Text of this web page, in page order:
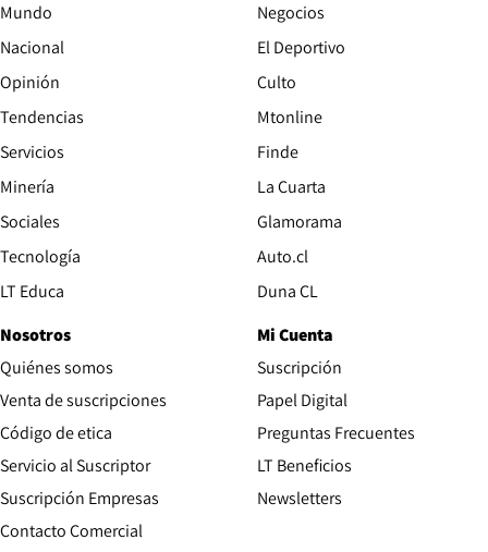
Mundo
Nacional
Opinión
Tendencias
Servicios
Minería
Sociales
Tecnología
LT Educa
Negocios
El Deportivo
Culto
Mtonline
Finde
La Cuarta
Glamorama
Auto.clOpens in new window
Duna CLOpens in new window
Nosotros
Quiénes somos
Venta de suscripciones
Código de etica Opens in new window
Servicio al Suscriptor
Suscripción Empresas
Contacto ComercialOpens in new window
Mi Cuenta
Suscripción
Papel DigitalOpens in new
Preguntas Frecuentes
LT Beneficios
Newsletters